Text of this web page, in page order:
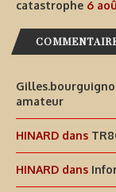
catastrophe 6
amateur
HINARD dans
HINARD dans